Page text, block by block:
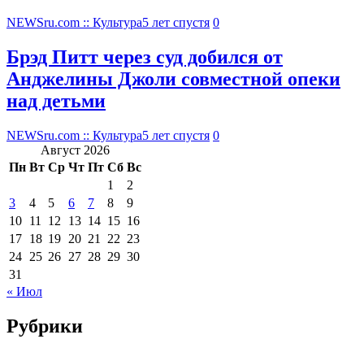
NEWSru.com :: Культура5 лет спустя 0
Брэд Питт через суд добился от
Анджелины Джоли совместной опеки
над детьми
NEWSru.com :: Культура5 лет спустя 0
Август 2026
Пн Вт Ср Чт Пт Сб Вс
1
2
3
4 5 6 7 8
9
10 11 12 13 14 15 16
17 18 19 20 21 22 23
24 25 26 27 28 29 30
31
« Июл
Рубрики